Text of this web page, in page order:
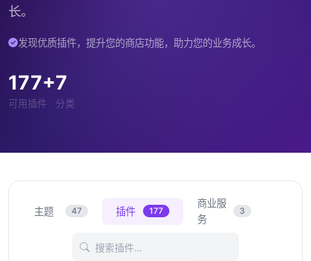
长。
发现优质插件，提升您的商店功能，助力您的业务成长。
177+
可用插件
7
分类
主题 47 插件 177
商业服
务
3